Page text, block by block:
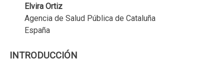
Elvira Ortiz
Agencia de Salud Pública de Cataluña
España
INTRODUCCIÓN